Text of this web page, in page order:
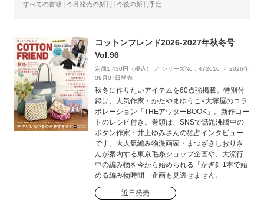
すべての書籍 今月発売の新刊 今後の新刊予定
コットンフレンド2026-2027年秋冬号
Vol.96
定価1,430円（税込） ／ シリーズNo：472610 ／ 2026年
09月07日発売
秋冬に作りたいアイテムを60点強掲載。特別付
録は、人気作家・かたやまゆうこ×大塚屋のコラ
ボレーション「THEアウターBOOK」。新作コー
トのレシピ付き。巻頭は、SNSで話題沸騰中の
ボタン作家・井上ゆみさんの独占インタビュー
です。大人気編み物漫画家・まつざきしおりさ
んが案内する東京毛糸ショップ企画や、大流行
中の編み物を今から始められる「かぎ針1本で始
める編み物時間」企画も見逃せません。
近日発売